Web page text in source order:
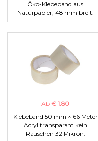
Öko-Klebeband aus
Naturpapier, 48 mm breit.
Ab € 1,80
Klebeband 50 mm × 66 Meter
Acryl transparent kein
Rauschen 32 Mikron.